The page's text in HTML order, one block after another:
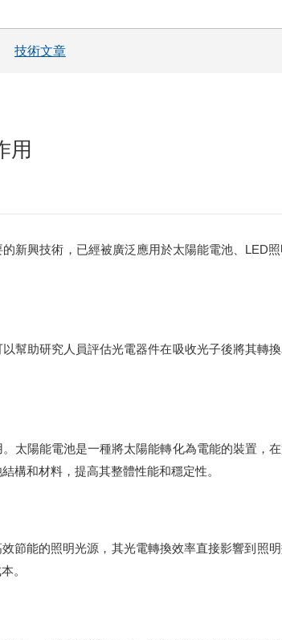
技術文章
用
興技術，已經被廣泛應用於太陽能電池、LED
助研究人員評估光電器件在吸收光子後將其轉
陽能電池是一種將太陽能轉化為電能的裝置，
構和材料，提高其整體性能和穩定性。
能的照明光源，其光電轉換效率直接影響到照
。